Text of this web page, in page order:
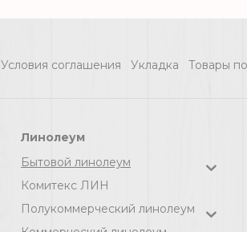
(80
Условия соглашения Укладка Товары
Линолеум
Бытовой линолеум
Комитекс ЛИН
Полукоммерческий линолеум